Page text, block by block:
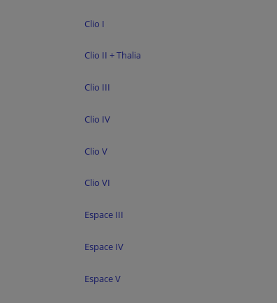
Clio I
Clio II + Thalia
Clio III
Clio IV
Clio V
Clio VI
Espace III
Espace IV
Espace V